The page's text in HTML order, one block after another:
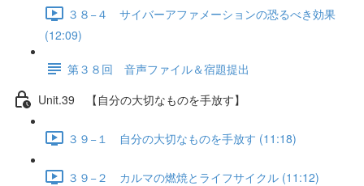
３８−４ サイバーアファメーションの恐るべき効果
(12:09)
第３８回 音声ファイル＆宿題提出
Unit.39 【自分の大切なものを手放す】
３９−１ 自分の大切なものを手放す (11:18)
３９−２ カルマの燃焼とライフサイクル (11:12)